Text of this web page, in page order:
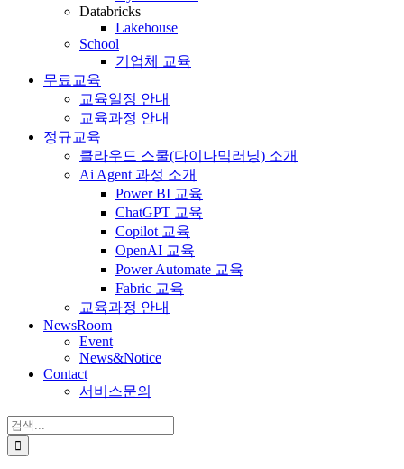
Databricks
Lakehouse
School
기업체 교육
무료교육
교육일정 안내
교육과정 안내
정규교육
클라우드 스쿨(다이나믹러닝) 소개
Ai Agent 과정 소개
Power BI 교육
ChatGPT 교육
Copilot 교육
OpenAI 교육
Power Automate 교육
Fabric 교육
교육과정 안내
NewsRoom
Event
News&Notice
Contact
서비스문의
검
색: